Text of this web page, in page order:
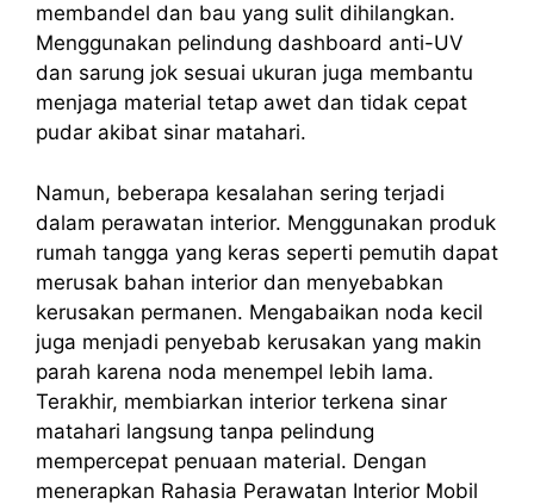
membandel dan bau yang sulit dihilangkan.
Menggunakan pelindung dashboard anti-UV
dan sarung jok sesuai ukuran juga membantu
menjaga material tetap awet dan tidak cepat
pudar akibat sinar matahari.
Namun, beberapa kesalahan sering terjadi
dalam perawatan interior. Menggunakan produk
rumah tangga yang keras seperti pemutih dapat
merusak bahan interior dan menyebabkan
kerusakan permanen. Mengabaikan noda kecil
juga menjadi penyebab kerusakan yang makin
parah karena noda menempel lebih lama.
Terakhir, membiarkan interior terkena sinar
matahari langsung tanpa pelindung
mempercepat penuaan material. Dengan
menerapkan Rahasia Perawatan Interior Mobil